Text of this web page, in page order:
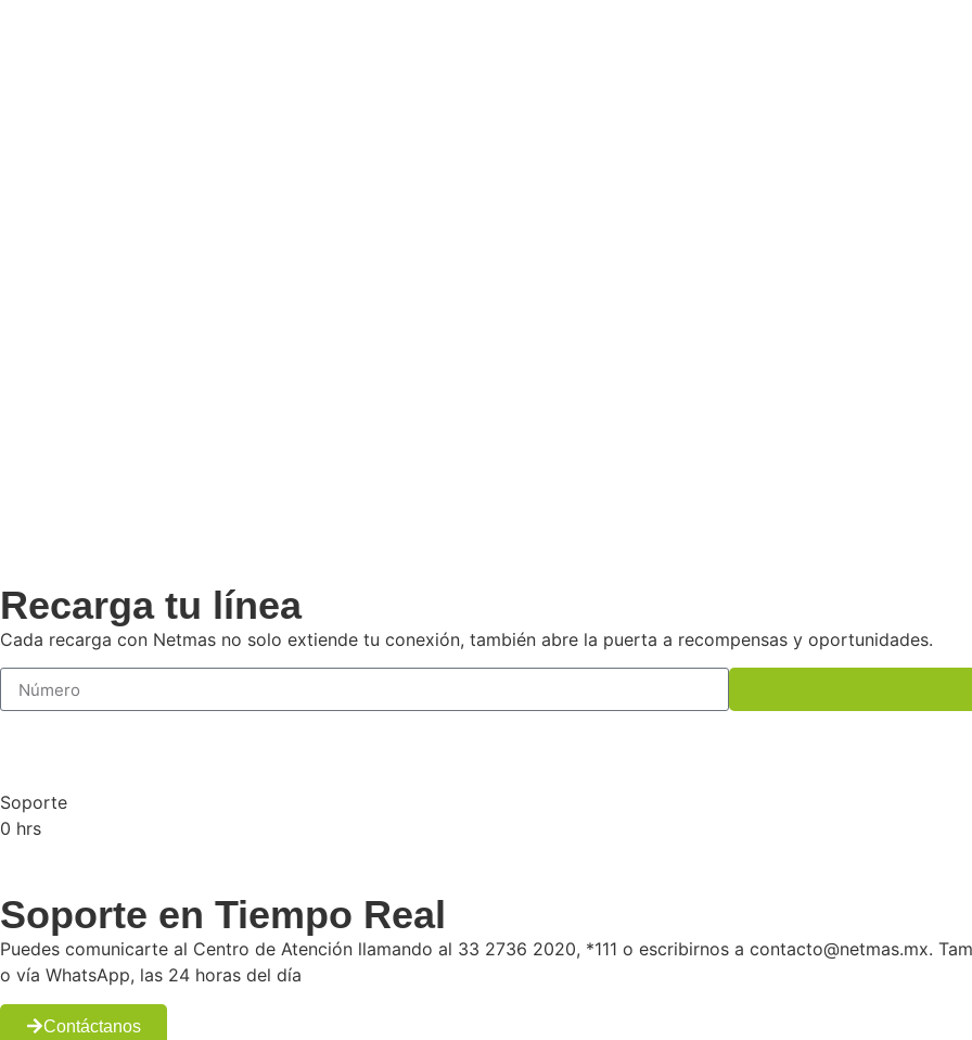
Recarga tu línea
Cada recarga con Netmas no solo extiende tu conexión, también abre la puerta a recompensas y oportunidades.
Soporte
0 hrs
Soporte en Tiempo Real
Puedes comunicarte al Centro de Atención llamando al 33 2736 2020, *111 o escribirnos a contacto@netmas.mx.
o vía WhatsApp, las 24 horas del día​
Contáctanos